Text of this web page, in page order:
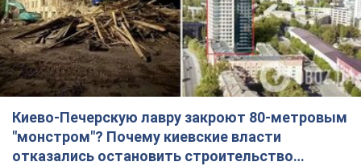
Киево-Печерскую лавру закроют 80-метровым
"монстром"? Почему киевские власти
отказались остановить строительство